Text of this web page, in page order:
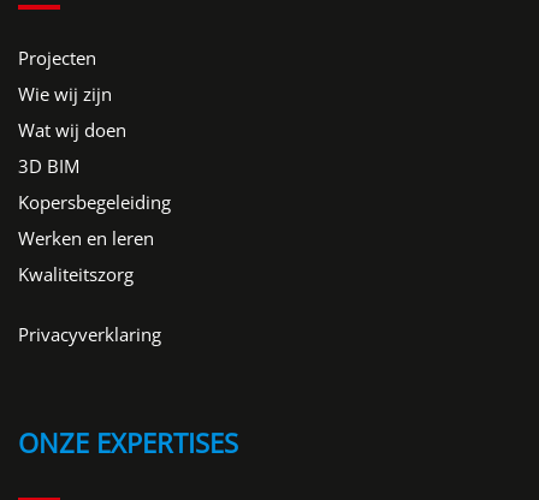
Projecten
Wie wij zijn
Wat wij doen
3D BIM
Kopersbegeleiding
Werken en leren
Kwaliteitszorg
Privacyverklaring
ONZE EXPERTISES